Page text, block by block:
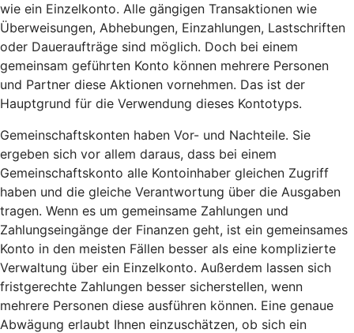
wie ein Einzelkonto. Alle gängigen Transaktionen wie
Überweisungen, Abhebungen, Einzahlungen, Lastschriften
oder Daueraufträge sind möglich. Doch bei einem
gemeinsam geführten Konto können mehrere Personen
und Partner diese Aktionen vornehmen. Das ist der
Hauptgrund für die Verwendung dieses Kontotyps.
Gemeinschaftskonten haben Vor- und Nachteile. Sie
ergeben sich vor allem daraus, dass bei einem
Gemeinschaftskonto alle Kontoinhaber gleichen Zugriff
haben und die gleiche Verantwortung über die Ausgaben
tragen. Wenn es um gemeinsame Zahlungen und
Zahlungseingänge der Finanzen geht, ist ein gemeinsames
Konto in den meisten Fällen besser als eine komplizierte
Verwaltung über ein Einzelkonto. Außerdem lassen sich
fristgerechte Zahlungen besser sicherstellen, wenn
mehrere Personen diese ausführen können. Eine genaue
Abwägung erlaubt Ihnen einzuschätzen, ob sich ein